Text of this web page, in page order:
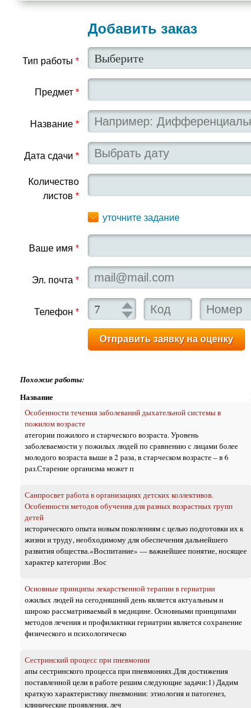
Добавить заказ
Тип работы *
Предмет *
Название *
Дата сдачи *
Количество
листов *
уточните задание
Ваше имя *
Эл. почта *
Телефон *
Похожие работы:
Название
Особенности течения заболеваний дыхательной системы в
пожилом возрасте
атегории пожилого и старческого возраста. Уровень
заболеваемости у пожилых людей по сравнению с лицами более
молодого возраста выше в 2 раза, в старческом возрасте – в 6
раз.Старение организма может п
Санпросвет работа в организациях детских коллективов.
Особенности методов обучения для разных возрастных групп
детей
исторического опыта новым поколениям с целью подготовки их к
жизни и труду, необходимому для обеспечения дальнейшего
развития общества.«Воспитание» — важнейшее понятие, носящее
характер категории .Вос
Основные принципы лекарственной терапии в гериатрии
ожилых людей на сегодняшний день является актуальным и
широко рассматриваемый в медицине. Основными принципами
методов лечения и профилактики гериатрии является сохранение
физического и психологическо
Сестринский процесс при пневмонии
апы сестринского процесса при пневмониях.Для достижения
поставленной цели в работе решим следующие задачи:1) Дадим
краткую характеристику пневмонии: этиология и патогенез,
клинические проявления, леч